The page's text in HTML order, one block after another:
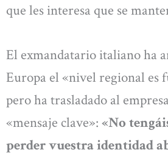
que les interesa que se
El exmandatario italiano ha
Europa el «nivel regional es
pero ha trasladado al
«mensaje clave»: «No
perder vuestra identidad